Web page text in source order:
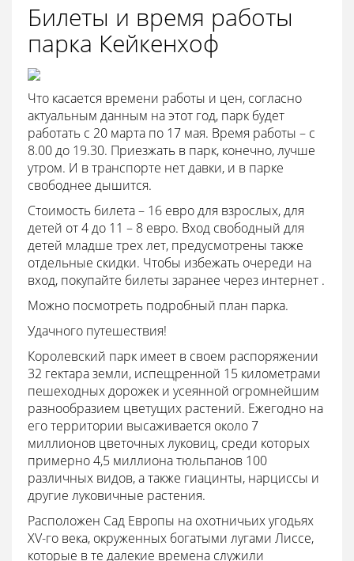
Билеты и время работы
парка Кейкенхоф
Что касается времени работы и цен, согласно
актуальным данным на этот год, парк будет
работать с 20 марта по 17 мая. Время работы – с
8.00 до 19.30. Приезжать в парк, конечно, лучше
утром. И в транспорте нет давки, и в парке
свободнее дышится.
Стоимость билета – 16 евро для взрослых, для
детей от 4 до 11 – 8 евро. Вход свободный для
детей младше трех лет, предусмотрены также
отдельные скидки. Чтобы избежать очереди на
вход, покупайте билеты заранее через интернет .
Можно посмотреть подробный план парка.
Удачного путешествия!
Королевский парк имеет в своем распоряжении
32 гектара земли, испещренной 15 километрами
пешеходных дорожек и усеянной огромнейшим
разнообразием цветущих растений. Ежегодно на
его территории высаживается около 7
миллионов цветочных луковиц, среди которых
примерно 4,5 миллиона тюльпанов 100
различных видов, а также гиацинты, нарциссы и
другие луковичные растения.
Расположен Сад Европы на охотничьих угодьях
XV-го века, окруженных богатыми лугами Лиссе,
которые в те далекие времена служили